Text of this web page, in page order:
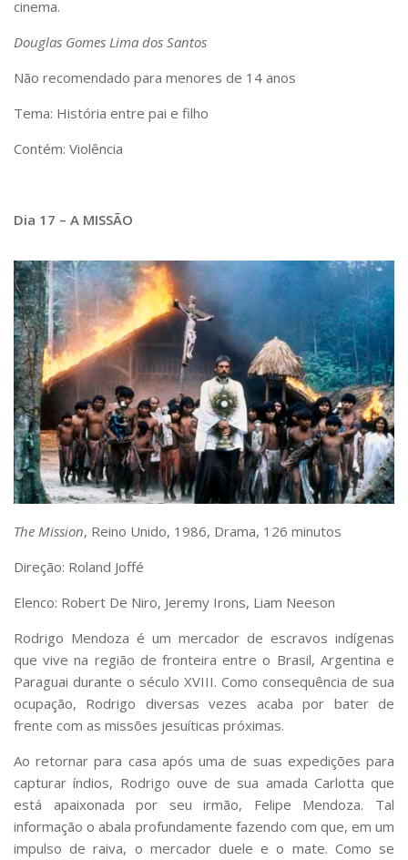
cinema.
Douglas Gomes Lima dos Santos
Não recomendado para menores de 14 anos
Tema: História entre pai e filho
Contém: Violência
Dia 17 – A MISSÃO
The Mission, Reino Unido, 1986, Drama, 126 minutos
Direção: Roland Joffé
Elenco: Robert De Niro, Jeremy Irons, Liam Neeson
Rodrigo Mendoza é um mercador de escravos indígenas
que vive na região de fronteira entre o Brasil, Argentina e
Paraguai durante o século XVIII. Como consequência de sua
ocupação, Rodrigo diversas vezes acaba por bater de
frente com as missões jesuíticas próximas.
Ao retornar para casa após uma de suas expedições para
capturar índios, Rodrigo ouve de sua amada Carlotta que
está apaixonada por seu irmão, Felipe Mendoza. Tal
informação o abala profundamente fazendo com que, em um
impulso de raiva, o mercador duele e o mate. Como se